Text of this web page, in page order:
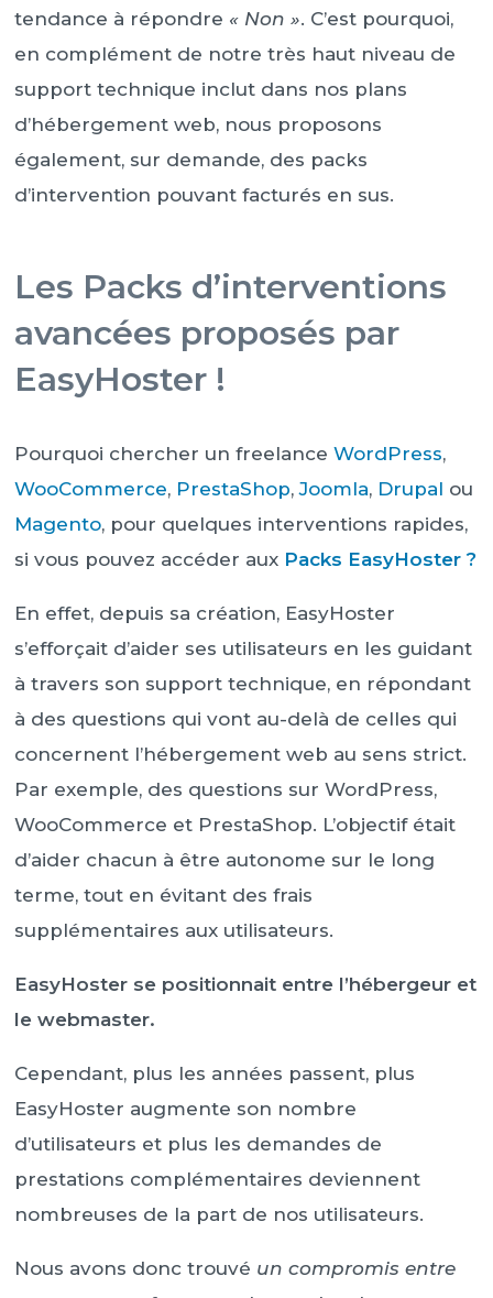
tendance à répondre « Non ». C’est pourquoi,
en complément de notre très haut niveau de
support technique inclut dans nos plans
d’hébergement web, nous proposons
également, sur demande, des packs
d’intervention pouvant facturés en sus.
Les Packs d’interventions
avancées proposés par
EasyHoster !
Pourquoi chercher un freelance WordPress,
WooCommerce, PrestaShop,Joomla, Drupal ou
Magento, pour quelques interventions rapides,
si vous pouvez accéder aux Packs EasyHoster ?
En effet, depuis sa création, EasyHoster
s’efforçait d’aider ses utilisateurs en les guidant
à travers son support technique, en répondant
à des questions qui vont au-delà de celles qui
concernent l’hébergement web au sens strict.
Par exemple, des questions sur WordPress,
WooCommerce et PrestaShop. L’objectif était
d’aider chacun à être autonome sur le long
terme, tout en évitant des frais
supplémentaires aux utilisateurs.
EasyHoster se positionnait entre l’hébergeur et
le webmaster.
Cependant, plus les années passent, plus
EasyHoster augmente son nombre
d’utilisateurs et plus les demandes de
prestations complémentaires deviennent
nombreuses de la part de nos utilisateurs.
Nous avons donc trouvé un compromis entre